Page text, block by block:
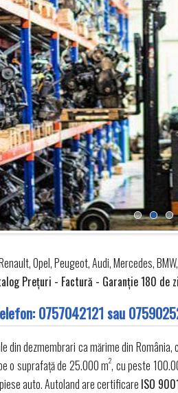
Opel, Peugeot, Audi, Mercedes,
Preţuri - Factură - Garanţie 180
0757042121sau
din dezmembrari ca mărime din
o suprafață de 25.000 m2, cu peste
auto. Autoland are certificare ISO